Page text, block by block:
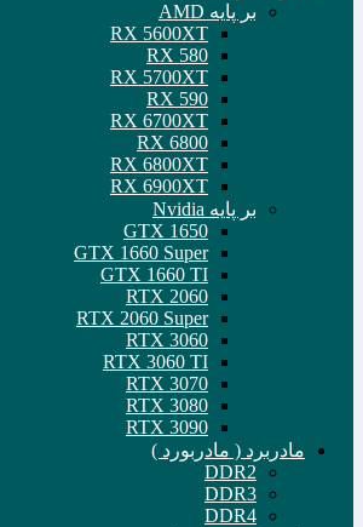
بر پایه AMD
RX 5600XT
RX 580
RX 5700XT
RX 590
RX 6700XT
RX 6800
RX 6800XT
RX 6900XT
بر پایه Nvidia
GTX 1650
GTX 1660 Super
GTX 1660 TI
RTX 2060
RTX 2060 Super
RTX 3060
RTX 3060 TI
RTX 3070
RTX 3080
RTX 3090
مادربرد ( مادربورد )
DDR2
DDR3
DDR4